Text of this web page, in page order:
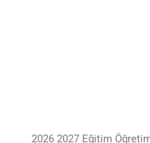
2026 2027 Eğitim